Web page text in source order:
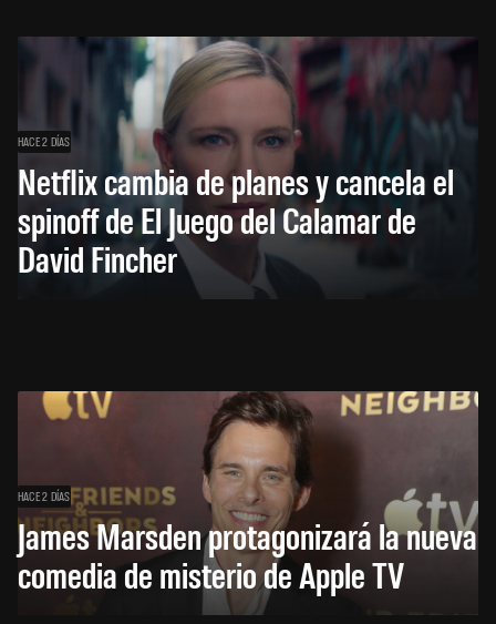
HACE 2 DÍAS
Netflix cambia de planes y cancela el
spinoff de El Juego del Calamar de
David Fincher
HACE 2 DÍAS
James Marsden protagonizará la nueva
comedia de misterio de Apple TV